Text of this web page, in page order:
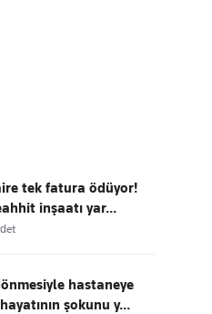
tek fatura ödüyor!
inşaatı yar...
hastaneye
şokunu y...